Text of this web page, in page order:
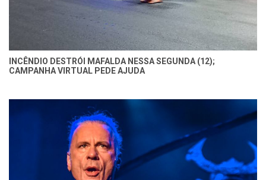
INCÊNDIO DESTRÓI MAFALDA NESSA SEGUNDA (12);
CAMPANHA VIRTUAL PEDE AJUDA